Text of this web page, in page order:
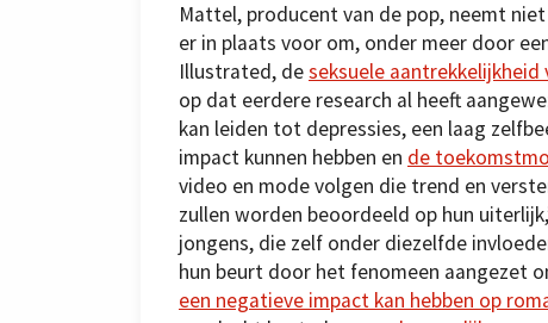
Mattel, producent van de pop, neemt
er in plaats voor om, onder meer door
Illustrated, deseksuele aantrekkelijkheid
op dat eerdere research al heeft
kan leiden tot depressies, een laag
impact kunnen hebben en de
video en mode volgen die trend en
zullen worden beoordeeld op hun
jongens, die zelf onder diezelfde
hun beurt door het fenomeen aangezet
een negatieve impact kan hebben op